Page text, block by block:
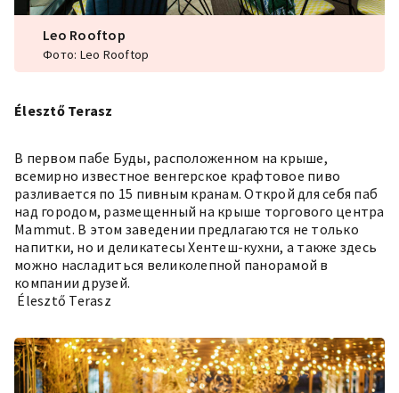
Leo Rooftop
Фото: Leo Rooftop
Élesztő Terasz
В первом пабе Буды, расположенном на крыше,
всемирно известное венгерское крафтовое пиво
разливается по 15 пивным кранам. Открой для себя паб
над городом, размещенный на крыше торгового центра
Mammut. В этом заведении предлагаются не только
напитки, но и деликатесы Хентеш-кухни, а также здесь
можно насладиться великолепной панорамой в
компании друзей.
Élesztő Terasz